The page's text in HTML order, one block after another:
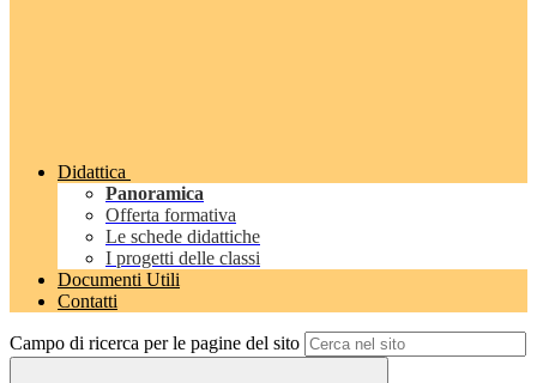
Didattica
Panoramica
Offerta formativa
Le schede didattiche
I progetti delle classi
Documenti Utili
Contatti
Campo di ricerca per le pagine del sito